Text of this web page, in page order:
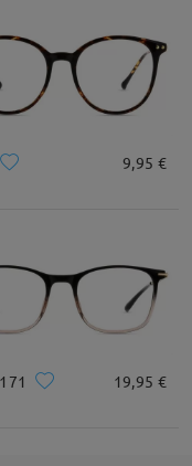
9,95 €
19,95 €